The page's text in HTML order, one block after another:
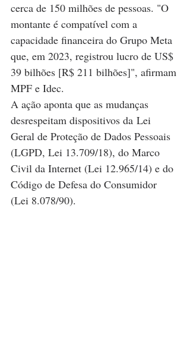
cerca de 150 milhões de pessoas. "O
montante é compatível com a
capacidade financeira do Grupo Meta
que, em 2023, registrou lucro de US$
39 bilhões [R$ 211 bilhões]", afirmam
MPF e Idec.
A ação aponta que as mudanças
desrespeitam dispositivos da Lei
Geral de Proteção de Dados Pessoais
(LGPD, Lei 13.709/18), do Marco
Civil da Internet (Lei 12.965/14) e do
Código de Defesa do Consumidor
(Lei 8.078/90).